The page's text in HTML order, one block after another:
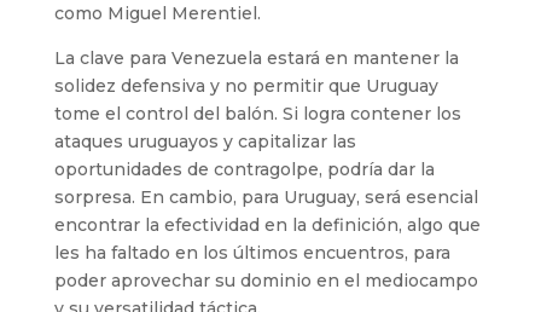
como Miguel Merentiel.
La clave para Venezuela estará en mantener la
solidez defensiva y no permitir que Uruguay
tome el control del balón. Si logra contener los
ataques uruguayos y capitalizar las
oportunidades de contragolpe, podría dar la
sorpresa. En cambio, para Uruguay, será esencial
encontrar la efectividad en la definición, algo que
les ha faltado en los últimos encuentros, para
poder aprovechar su dominio en el mediocampo